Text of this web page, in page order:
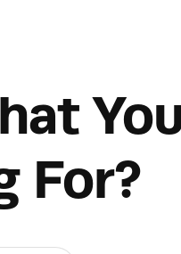
For?